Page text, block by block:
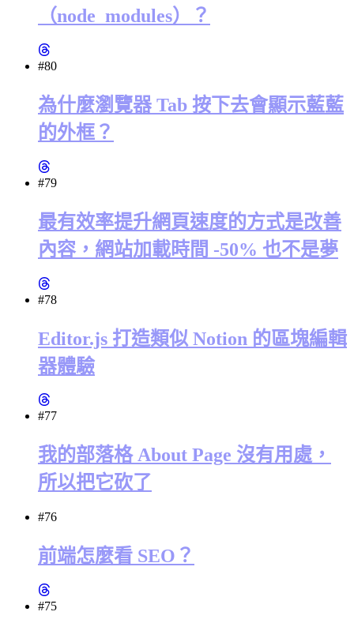
（node_modules）？
#80
為什麼瀏覽器 Tab 按下去會顯示藍藍
的外框？
#79
最有效率提升網頁速度的方式是改善
內容，網站加載時間 -50% 也不是夢
#78
Editor.js 打造類似 Notion 的區塊編輯
器體驗
#77
我的部落格 About Page 沒有用處，
所以把它砍了
#76
前端怎麼看 SEO？
#75